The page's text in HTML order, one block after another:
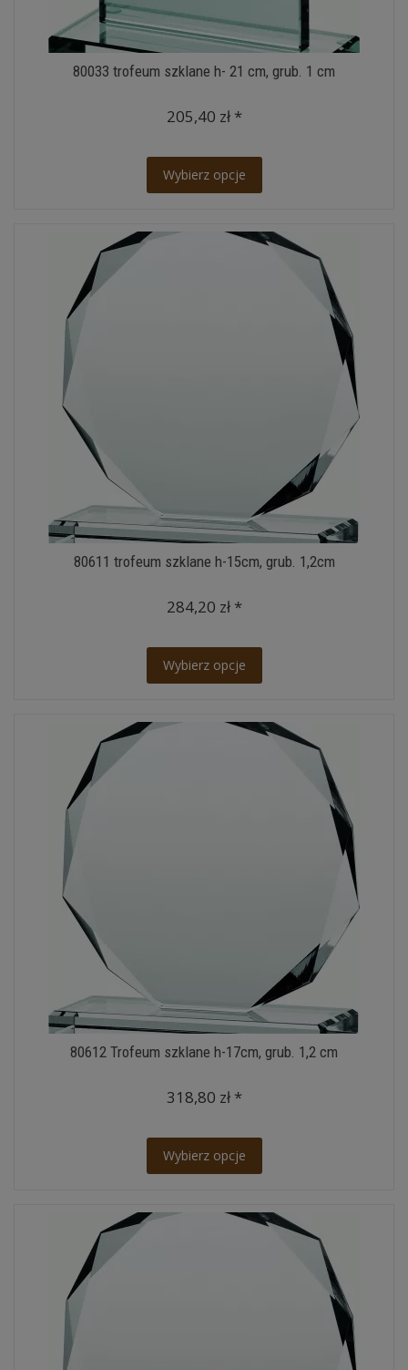
80033 trofeum szklane h- 21 cm, grub. 1 cm
205,40 zł *
Wybierz opcje
80611 trofeum szklane h-15cm, grub. 1,2cm
284,20 zł *
Wybierz opcje
80612 Trofeum szklane h-17cm, grub. 1,2 cm
318,80 zł *
Wybierz opcje